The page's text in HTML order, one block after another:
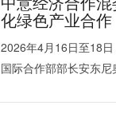
化绿色产业合作
2026年4月16日至18
国际合作部部长安东尼